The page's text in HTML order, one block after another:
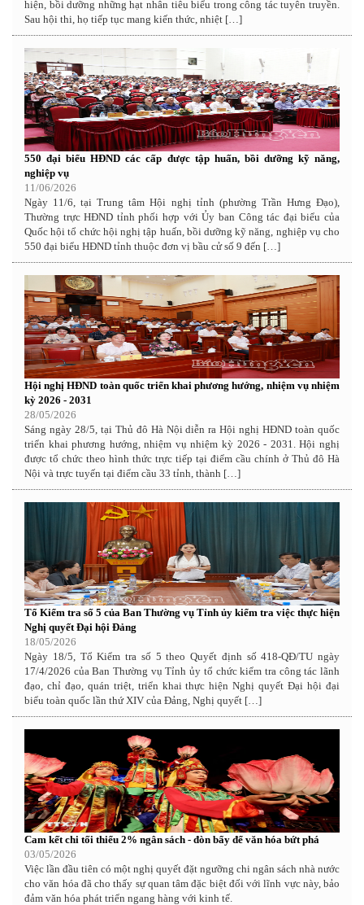
hiện, bồi dưỡng những hạt nhân tiêu biểu trong công tác tuyên truyền.
Sau hội thi, họ tiếp tục mang kiến thức, nhiệt […]
550 đại biểu HĐND các cấp được tập huấn, bồi dưỡng kỹ năng,
nghiệp vụ
11/06/2026
Ngày 11/6, tại Trung tâm Hội nghị tỉnh (phường Trần Hưng Đạo),
Thường trực HĐND tỉnh phối hợp với Ủy ban Công tác đại biểu của
Quốc hội tổ chức hội nghị tập huấn, bồi dưỡng kỹ năng, nghiệp vụ cho
550 đại biểu HĐND tỉnh thuộc đơn vị bầu cử số 9 đến […]
Hội nghị HĐND toàn quốc triển khai phương hướng, nhiệm vụ nhiệm
kỳ 2026 - 2031
28/05/2026
Sáng ngày 28/5, tại Thủ đô Hà Nội diễn ra Hội nghị HĐND toàn quốc
triển khai phương hướng, nhiệm vụ nhiệm kỳ 2026 - 2031. Hội nghị
được tổ chức theo hình thức trực tiếp tại điểm cầu chính ở Thủ đô Hà
Nội và trực tuyến tại điểm cầu 33 tỉnh, thành […]
Tổ Kiểm tra số 5 của Ban Thường vụ Tỉnh ủy kiểm tra việc thực hiện
Nghị quyết Đại hội Đảng
18/05/2026
Ngày 18/5, Tổ Kiểm tra số 5 theo Quyết định số 418-QĐ/TU ngày
17/4/2026 của Ban Thường vụ Tỉnh ủy tổ chức kiểm tra công tác lãnh
đạo, chỉ đạo, quán triệt, triển khai thực hiện Nghị quyết Đại hội đại
biểu toàn quốc lần thứ XIV của Đảng, Nghị quyết […]
Cam kết chi tối thiểu 2% ngân sách - đòn bẩy để văn hóa bứt phá
03/05/2026
Việc lần đầu tiên có một nghị quyết đặt ngưỡng chi ngân sách nhà nước
cho văn hóa đã cho thấy sự quan tâm đặc biệt đối với lĩnh vực này, bảo
đảm văn hóa phát triển ngang hàng với kinh tế.